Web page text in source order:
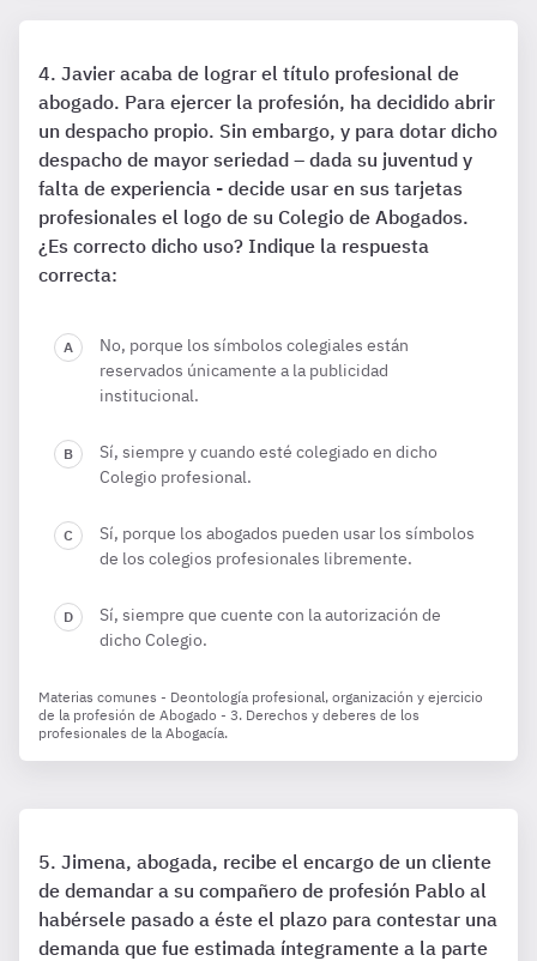
Javier acaba de lograr el título profesional de
abogado. Para ejercer la profesión, ha decidido abrir
un despacho propio. Sin embargo, y para dotar dicho
despacho de mayor seriedad – dada su juventud y
falta de experiencia - decide usar en sus tarjetas
profesionales el logo de su Colegio de Abogados.
¿Es correcto dicho uso? Indique la respuesta
correcta:
No, porque los símbolos colegiales están
reservados únicamente a la publicidad
institucional.
Sí, siempre y cuando esté colegiado en dicho
Colegio profesional.
Sí, porque los abogados pueden usar los símbolos
de los colegios profesionales libremente.
Sí, siempre que cuente con la autorización de
dicho Colegio.
Materias comunes - Deontología profesional, organización y ejercicio
de la profesión de Abogado - 3. Derechos y deberes de los
profesionales de la Abogacía.
Jimena, abogada, recibe el encargo de un cliente
de demandar a su compañero de profesión Pablo al
habérsele pasado a éste el plazo para contestar una
demanda que fue estimada íntegramente a la parte